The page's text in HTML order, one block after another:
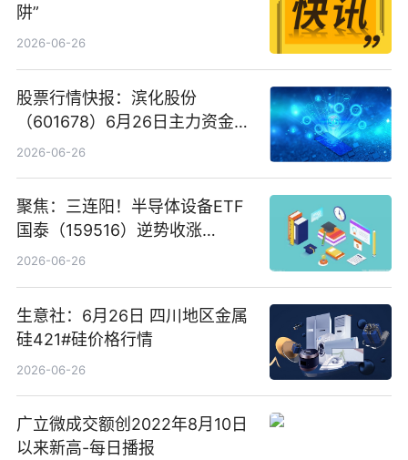
阱”
2026-06-26
股票行情快报：滨化股份
（601678）6月26日主力资金净
卖出5964.34万元
2026-06-26
聚焦：三连阳！半导体设备ETF
国泰（159516）逆势收涨
3.5%，近10日累计净流入超65
2026-06-26
生意社：6月26日 四川地区金属
硅421#硅价格行情
2026-06-26
广立微成交额创2022年8月10日
以来新高-每日播报